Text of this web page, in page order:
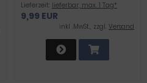
Lieferzeit: lieferbar, max. 1 Tag*
9,99 EUR
inkl .MwSt., zzgl. Versand